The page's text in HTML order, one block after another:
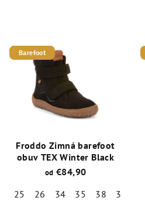
5,0
z
5
hviezdičiek.
Barefoot
Froddo Zimná barefoot
obuv TEX Winter Black
od €84,90
25
26 34 35 38
39